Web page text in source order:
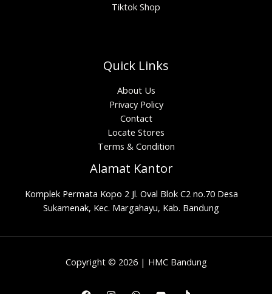
Tiktok Shop
Quick Links
About Us
Privacy Policy
Contact
Locate Stores
Terms & Condition
Alamat Kantor
Komplek Permata Kopo 2 Jl. Oval Blok C2 no.70 Desa
Sukamenak, Kec. Margahayu, Kab. Bandung
Copyright © 2026 | HMC Bandung